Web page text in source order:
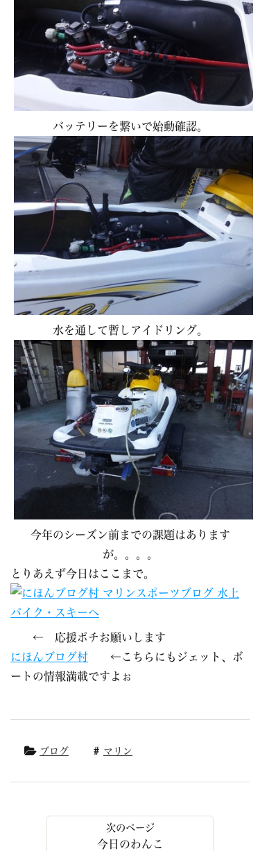
バッテリーを繋いで始動確認。
水を通して暫しアイドリング。
今年のシーズン前までの課題はあります
が。。。。
とりあえず今日はここまで。
← 応援ポチお願いします
にほんブログ村 ←こちらにもジェット、ボ
ートの情報満載ですよぉ
ブログ マリン
今日のわんこ